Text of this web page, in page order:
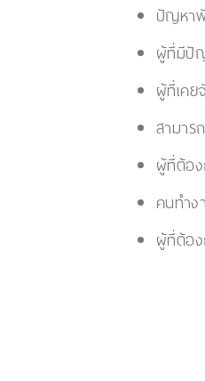
ปัญหา
ผู้ที่มีปั
ผู้ที่เค
สามาร
ผู้ที่ต้อ
คนทำ
ผู้ที่ต้อ